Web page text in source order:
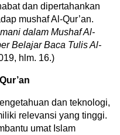
dan dipertahankan
mushaf Al-Qur’an.
dalam Mushaf Al-
Belajar Baca Tulis Al-
hlm. 16.)
dan teknologi,
relevansi yang tinggi.
umat Islam